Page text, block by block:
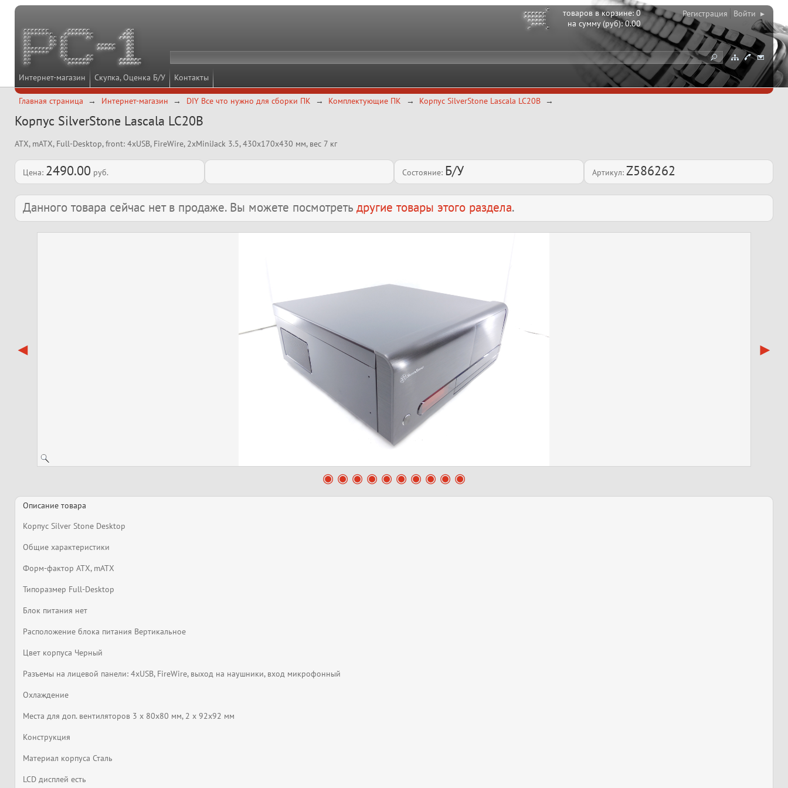
Интернет-магазин Скупка, Оценка Б/У Контакты
товаров в корзине:0
на сумму (руб):0.00
Регистрация Войти ▸
Главная страница Интернет-магазин DIY Все что нужно для сборки ПК Комплектующие ПК Корпус SilverStone Lascala LC20B
Корпус SilverStone Lascala LC20B
ATX, mATX, Full-Desktop, front: 4xUSB, FireWire, 2xMiniJack 3.5, 430x170x430 мм, вес 7 кг
Цена: 2490.00 руб. Состояние: Б/У Артикул: Z586262
Данного товара сейчас нет в продаже. Вы можете посмотреть другие товары этого раздела.
Описание товара
Корпус Silver Stone Desktop
Общие характеристики
Форм-фактор ATX, mATX
Типоразмер Full-Desktop
Блок питания нет
Расположение блока питания Вертикальное
Цвет корпуса Черный
Разъемы на лицевой панели: 4xUSB, FireWire, выход на наушники, вход микрофонный
Охлаждение
Места для доп. вентиляторов 3 x 80x80 мм, 2 x 92x92 мм
Конструкция
Материал корпуса Сталь
LCD дисплей есть